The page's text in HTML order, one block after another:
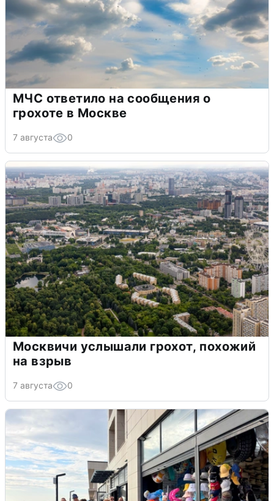
МЧС ответило на сообщения о
грохоте в Москве
7 августа 0
Москвичи услышали грохот, похожий
на взрыв
7 августа 0